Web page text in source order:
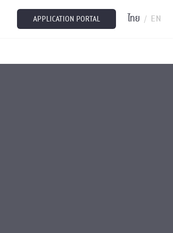
APPLICATION PORTAL ไทย / EN